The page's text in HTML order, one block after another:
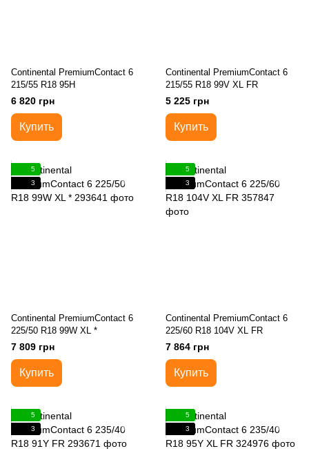
Continental PremiumContact 6
215/55 R18 95H
6 820 грн
Купить
Continental PremiumContact 6
215/55 R18 99V XL FR
5 225 грн
Купить
5
3
Continental PremiumContact 6
225/50 R18 99W XL *
7 809 грн
Купить
5
3
Continental PremiumContact 6
225/60 R18 104V XL FR
7 864 грн
Купить
5
3
5
3